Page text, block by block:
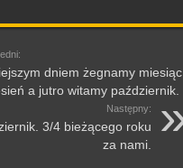
dniem żegnamy miesiąc
a jutro witamy październik.
Następny:
3/4 bieżącego roku
za nami.